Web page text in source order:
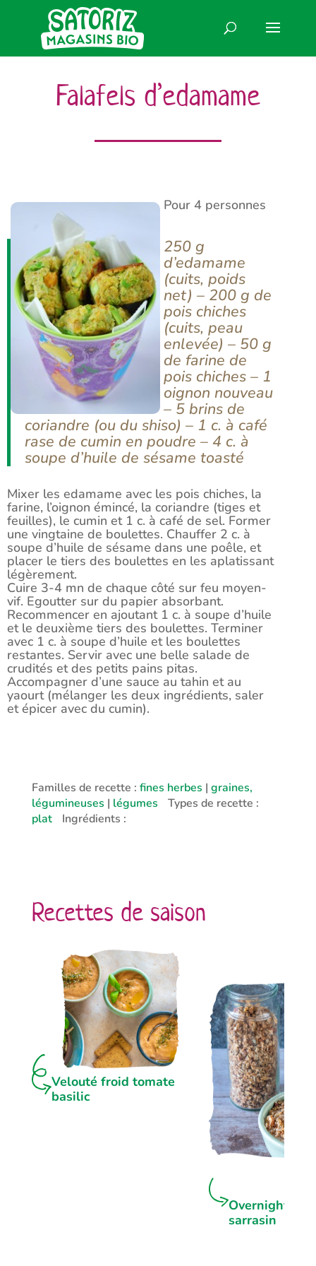
Falafels d’edamame
Pour 4 personnes
250 g
d’edamame
(cuits, poids
net) – 200 g de
pois chiches
(cuits, peau
enlevée) – 50 g
de farine de
pois chiches – 1
oignon nouveau
– 5 brins de
coriandre (ou du shiso) – 1 c. à café
rase de cumin en poudre – 4 c. à
soupe d’huile de sésame toasté
Mixer les edamame avec les pois chiches, la
farine, l’oignon émincé, la coriandre (tiges et
feuilles), le cumin et 1 c. à café de sel. Former
une vingtaine de boulettes. Chauffer 2 c. à
soupe d’huile de sésame dans une poêle, et
placer le tiers des boulettes en les aplatissant
légèrement.
Cuire 3-4 mn de chaque côté sur feu moyen-
vif. Egoutter sur du papier absorbant.
Recommencer en ajoutant 1 c. à soupe d’huile
et le deuxième tiers des boulettes. Terminer
avec 1 c. à soupe d’huile et les boulettes
restantes. Servir avec une belle salade de
crudités et des petits pains pitas.
Accompagner d’une sauce au tahin et au
yaourt (mélanger les deux ingrédients, saler
et épicer avec du cumin).
Familles de recette : fines herbes | graines,
légumineuses | légumes
Types de recette :
plat
Ingrédients :
Recettes de saison
Velouté froid tomate
basilic
Overnight
sarrasin